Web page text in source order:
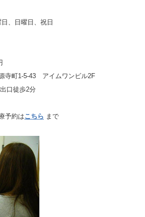
、日曜日、祝日
寺町1-5-43 アイムワンビル2F
口徒歩2分
予約はこちら まで